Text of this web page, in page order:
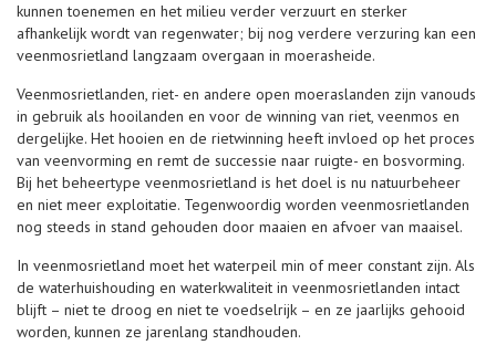
kunnen toenemen en het milieu verder verzuurt en sterker
afhankelijk wordt van regenwater; bij nog verdere verzuring kan een
veenmosrietland langzaam overgaan in moerasheide.
Veenmosrietlanden, riet- en andere open moeraslanden zijn vanouds
in gebruik als hooilanden en voor de winning van riet, veenmos en
dergelijke. Het hooien en de rietwinning heeft invloed op het proces
van veenvorming en remt de successie naar ruigte- en bosvorming.
Bij het beheertype veenmosrietland is het doel is nu natuurbeheer
en niet meer exploitatie. Tegenwoordig worden veenmosrietlanden
nog steeds in stand gehouden door maaien en afvoer van maaisel.
In veenmosrietland moet het waterpeil min of meer constant zijn. Als
de waterhuishouding en waterkwaliteit in veenmosrietlanden intact
blijft – niet te droog en niet te voedselrijk – en ze jaarlijks gehooid
worden, kunnen ze jarenlang standhouden.